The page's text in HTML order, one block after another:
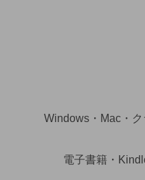
Windows・Mac・
電子書籍・